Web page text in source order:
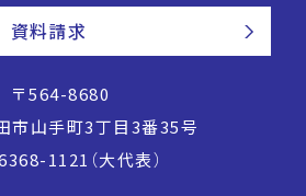
資料請求
〒564-8680
市山手町3丁目3番35号
6368-1121（大代表）